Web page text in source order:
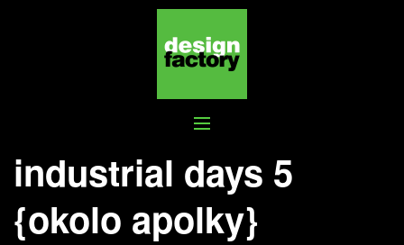
INDUSTRIAL DAYS 5 {OKOLO
industrial days 5
{okolo apolky}